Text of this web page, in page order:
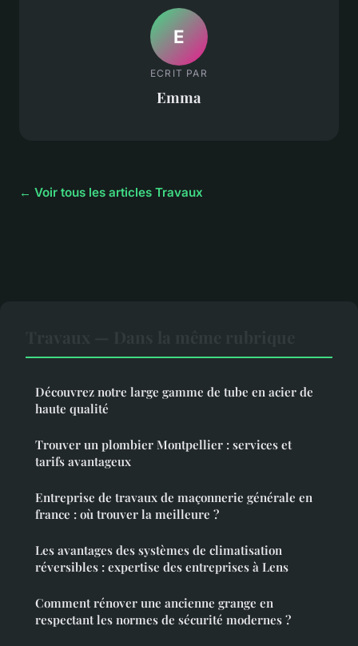
E
ECRIT PAR
Emma
← Voir tous les articles Travaux
Découvrez notre large gamme de tube en acier de
haute qualité
Trouver un plombier Montpellier : services et
tarifs avantageux
Entreprise de travaux de maçonnerie générale en
france : où trouver la meilleure ?
Les avantages des systèmes de climatisation
réversibles : expertise des entreprises à Lens
Comment rénover une ancienne grange en
respectant les normes de sécurité modernes ?